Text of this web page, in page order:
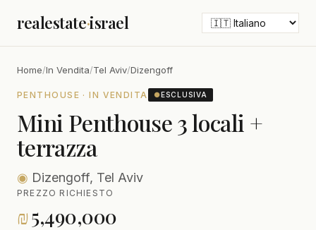
realestate·israel
Home/In Vendita/Tel Aviv/Dizengoff
PENTHOUSE · IN VENDITA ●ESCLUSIVA
Mini Penthouse 3 locali +
terrazza
◉ Dizengoff, Tel Aviv
PREZZO RICHIESTO
₪5,490,000